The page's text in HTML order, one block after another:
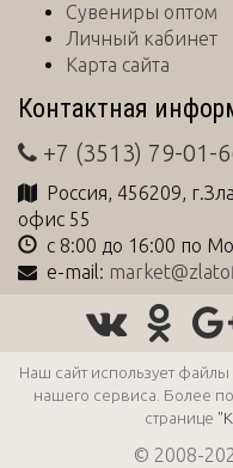
Сувениры оптом
Личный кабинет
Карта сайта
Контактная
+7 (3513) 79-01-
Россия, 456209, г.
офис 55
с 8:00 до 16:00 по
e-mail:
Наш сайт использует
нашего сервиса. Более
странице
© 2008-